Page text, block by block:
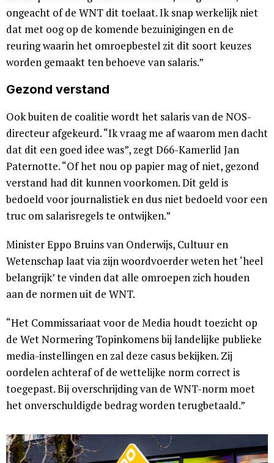
ongeacht of de WNT dit toelaat. Ik snap werkelijk niet
dat met oog op de komende bezuinigingen en de
reuring waarin het omroepbestel zit dit soort keuzes
worden gemaakt ten behoeve van salaris.”
Gezond verstand
Ook buiten de coalitie wordt het salaris van de NOS-
directeur afgekeurd. “Ik vraag me af waarom men dacht
dat dit een goed idee was”, zegt D66-Kamerlid Jan
Paternotte. “Of het nou op papier mag of niet, gezond
verstand had dit kunnen voorkomen. Dit geld is
bedoeld voor journalistiek en dus niet bedoeld voor een
truc om salarisregels te ontwijken.”
Minister Eppo Bruins van Onderwijs, Cultuur en
Wetenschap laat via zijn woordvoerder weten het ‘heel
belangrijk’ te vinden dat alle omroepen zich houden
aan de normen uit de WNT.
“Het Commissariaat voor de Media houdt toezicht op
de Wet Normering Topinkomens bij landelijke publieke
media-instellingen en zal deze casus bekijken. Zij
oordelen achteraf of de wettelijke norm correct is
toegepast. Bij overschrijding van de WNT-norm moet
het onverschuldigde bedrag worden terugbetaald.”